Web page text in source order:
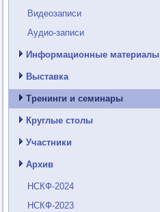
Видеозаписи
Аудио-записи
Информационные материалы
Выставка
Тренинги и семинары
Круглые столы
Участники
Архив
НСКФ-2024
НСКФ-2023